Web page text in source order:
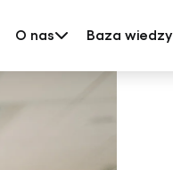
O nas Baza wiedzy